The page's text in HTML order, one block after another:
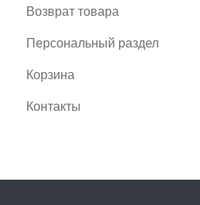
Возврат товара
Персональный раздел
Корзина
Контакты